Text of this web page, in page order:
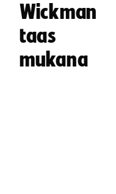
Wickman
taas
mukana